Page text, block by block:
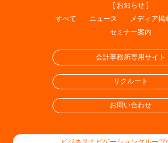
[ お知らせ ]
すべて
ニュース メディア掲
セミナー案内
会計事務所専用サイト
リクルート
お問い合わせ